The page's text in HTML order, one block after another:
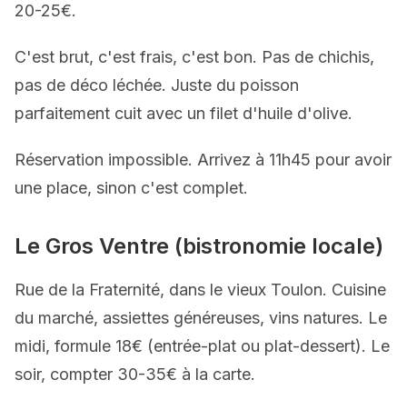
20-25€.
C'est brut, c'est frais, c'est bon. Pas de chichis,
pas de déco léchée. Juste du poisson
parfaitement cuit avec un filet d'huile d'olive.
Réservation impossible. Arrivez à 11h45 pour avoir
une place, sinon c'est complet.
Le Gros Ventre (bistronomie locale)
Rue de la Fraternité, dans le vieux Toulon. Cuisine
du marché, assiettes généreuses, vins natures. Le
midi, formule 18€ (entrée-plat ou plat-dessert). Le
soir, compter 30-35€ à la carte.